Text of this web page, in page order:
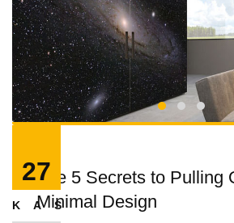
The 5 Secrets to Pulling
Minimal Design
27
KAS